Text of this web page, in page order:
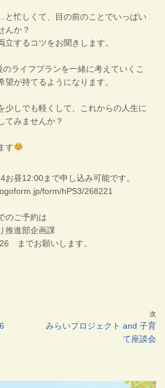
忙しくて、目の前のことでいっぱい
んか？
するコツをお聞きします。
ライフプランを一緒に考えていくこ
望が持てるようになります。
少しでも軽くして、これからの人生に
てみませんか？
す
お昼12:00まで申し込み可能です。
form/hPS3/268221
のご予約は
推進部企画課
までお願いします。
次
みらいプロジェクト and 子育
て座談会